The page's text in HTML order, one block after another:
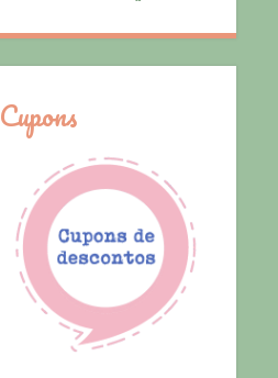
Cupons